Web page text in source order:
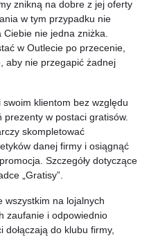
znikną na dobre z jej oferty
w tym przypadku nie
nie jedna zniżka.
w Outlecie po przecenie,
aby nie przegapić żadnej
klientom bez względu
prezenty w postaci gratisów.
skompletować
danej firmy i osiągnąć
Szczegóły dotyczące
„Gratisy”.
wszystkim na lojalnych
zaufanie i odpowiednio
do klubu firmy,